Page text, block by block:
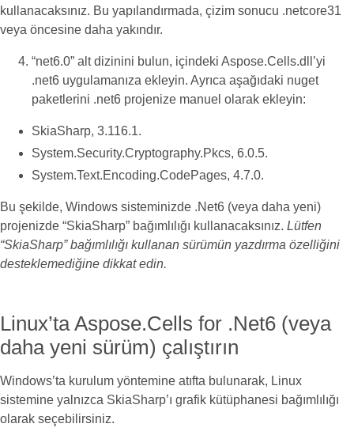
kullanacaksınız. Bu yapılandırmada, çizim sonucu .netcore31
veya öncesine daha yakındır.
“net6.0” alt dizinini bulun, içindeki Aspose.Cells.dll’yi
.net6 uygulamanıza ekleyin. Ayrıca aşağıdaki nuget
paketlerini .net6 projenize manuel olarak ekleyin:
SkiaSharp, 3.116.1.
System.Security.Cryptography.Pkcs, 6.0.5.
System.Text.Encoding.CodePages, 4.7.0.
Bu şekilde, Windows sisteminizde .Net6 (veya daha yeni)
projenizde “SkiaSharp” bağımlılığı kullanacaksınız. Lütfen
“SkiaSharp” bağımlılığı kullanan sürümün yazdırma özelliğini
desteklemediğine dikkat edin.
Linux’ta Aspose.Cells for .Net6 (veya
daha yeni sürüm) çalıştırın
Windows’ta kurulum yöntemine atıfta bulunarak, Linux
sistemine yalnızca SkiaSharp’ı grafik kütüphanesi bağımlılığı
olarak seçebilirsiniz.